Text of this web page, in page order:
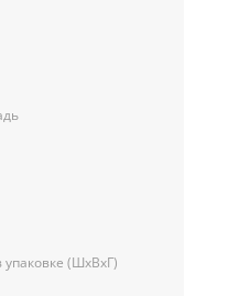
(ШxВxГ)